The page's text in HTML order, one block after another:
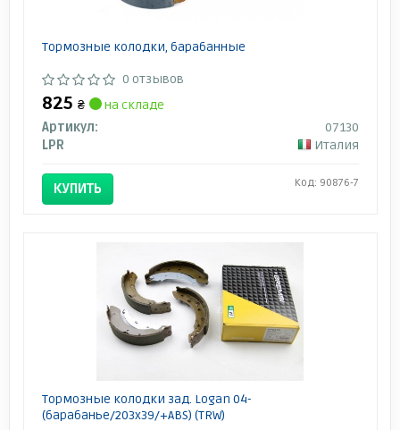
Тормозные колодки, барабанные
0 отзывов
825 ₴
на складе
Артикул:
07130
LPR
Италия
КУПИТЬ Код: 90876-7
Тормозные колодки зад. Logan 04-
(барабанье/203x39/+ABS) (TRW)